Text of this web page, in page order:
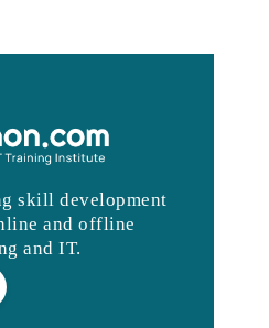
skill development
and offline
and IT.